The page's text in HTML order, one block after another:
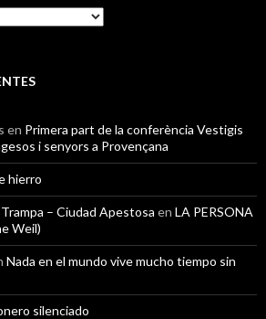
en Primera part de la conferència Vestigis
i senyors a Provençana
hierro
– Ciudad Apestosa en LA PERSONA
Weil)
Nada en el mundo vive mucho tiempo sin
silenciado